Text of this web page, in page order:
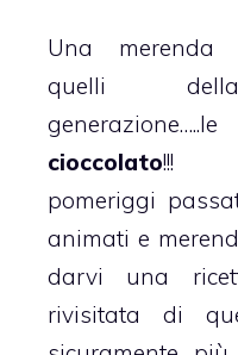
Una
quelli
generazione…..le
cioccolato!!!
pomeriggi
animati e
darvi una
rivisitata di